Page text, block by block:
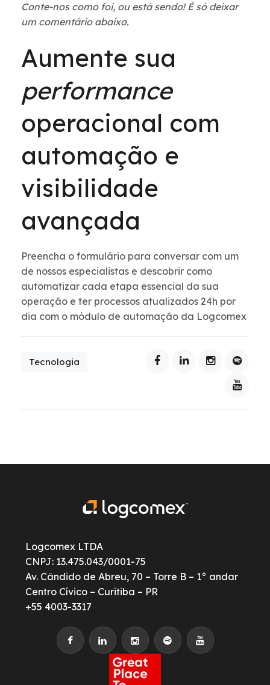
Conte-nos como foi, ou está sendo! É só deixar
um comentário abaixo.
Aumente sua
performance
operacional com
automação e
visibilidade
avançada
Preencha o formulário para conversar com um
de nossos especialistas e descobrir como
automatizar cada etapa essencial da sua
operação e ter processos atualizados 24h por
dia com o módulo de automação da Logcomex
Tecnologia
Logcomex LTDA
CNPJ: 13.475.043/0001-75
Av. Cândido de Abreu, 70 – Torre B – 1° andar
Centro Cívico – Curitiba – PR
+55 4003-3317